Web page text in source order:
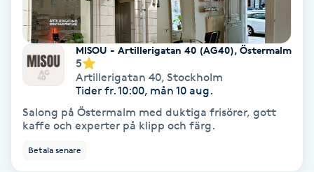
Hudföryngring
Huduppstramning
Hudvård
Hyaluronsyra
MISOU - Artillerigatan 40 (AG40), Östermalm
5
Artillerigatan 40, Stockholm
Tider fr. 10:00, mån 10 aug.
Salong på Östermalm med duktiga frisörer, gott
kaffe och experter på klipp och färg.
Betala senare